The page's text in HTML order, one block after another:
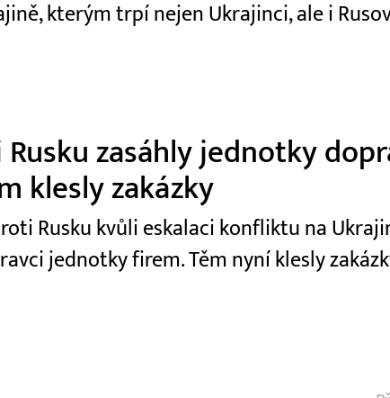
kterým trpí nejen Ukrajinci, ale i
zasáhly jednotky
klesly zakázky
Rusku kvůli eskalaci konfliktu na
jednotky firem. Těm nyní klesly